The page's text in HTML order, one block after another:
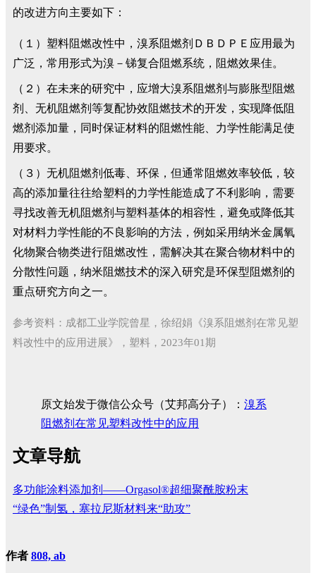
的改进方向主要如下：
（１）塑料阻燃改性中，溴系阻燃剂ＤＢＤＰＥ应用最为
广泛，常用形式为溴－锑复合阻燃系统，阻燃效果佳。
（２）在未来的研究中，应增大溴系阻燃剂与膨胀型阻燃
剂、无机阻燃剂等复配协效阻燃技术的开发，实现降低阻
燃剂添加量，同时保证材料的阻燃性能、力学性能满足使
用要求。
（３）无机阻燃剂低毒、环保，但通常阻燃效率较低，较
高的添加量往往给塑料的力学性能造成了不利影响，需要
寻找改善无机阻燃剂与塑料基体的相容性，避免或降低其
对材料力学性能的不良影响的方法，例如采用纳米金属氧
化物聚合物类进行阻燃改性，需解决其在聚合物材料中的
分散性问题，纳米阻燃技术的深入研究是环保型阻燃剂的
重点研究方向之一。
参考资料：成都工业学院曾星，徐绍娟《溴系阻燃剂在常见塑
料改性中的应用进展》，塑料，2023年01期
原文始发于微信公众号（艾邦高分子）： 溴系
阻燃剂在常见塑料改性中的应用
文章导航
多功能涂料添加剂——Orgasol®超细聚酰胺粉末
“绿色”制氢，塞拉尼斯材料来“助攻”
作者 808, ab